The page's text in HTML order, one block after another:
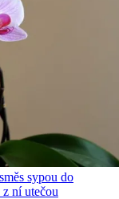
sypou do
ní utečou